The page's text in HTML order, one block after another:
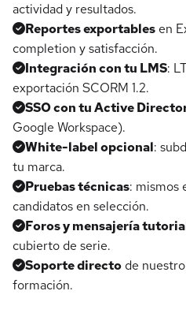
actividad y resultados.
Reportes exportables en
completion y satisfacción.
Integración con tu LMS:
exportación SCORM 1.2.
SSO con tu Active
Google Workspace).
White-label opcional:
tu marca.
Pruebas técnicas: mismos
candidatos en selección.
Foros y mensajería
cubierto de serie.
Soporte directo de
formación.